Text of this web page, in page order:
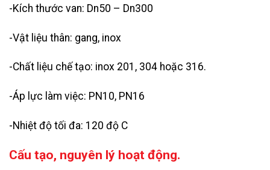
-Kích thước van: Dn50 – Dn300
-Vật liệu thân: gang, inox
-Chất liệu chế tạo: inox 201, 304 hoặc 316.
-Áp lực làm việc: PN10, PN16
-Nhiệt độ tối đa: 120 độ C
Cấu tạo, nguyên lý hoạt động.